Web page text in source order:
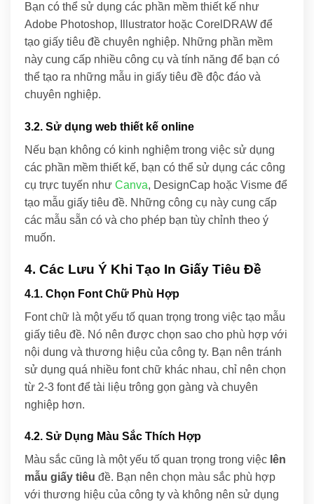
Bạn có thể sử dụng các phần mềm thiết kế như
Adobe Photoshop, Illustrator hoặc CorelDRAW để
tạo giấy tiêu đề chuyên nghiệp. Những phần mềm
này cung cấp nhiều công cụ và tính năng để bạn có
thể tạo ra những mẫu in giấy tiêu đề độc đáo và
chuyên nghiệp.
3.2. Sử dụng web thiết kế online
Nếu bạn không có kinh nghiệm trong việc sử dụng
các phần mềm thiết kế, bạn có thể sử dụng các công
cụ trực tuyến như Canva, DesignCap hoặc Visme để
tạo mẫu giấy tiêu đề. Những công cụ này cung cấp
các mẫu sẵn có và cho phép bạn tùy chỉnh theo ý
muốn.
4. Các Lưu Ý Khi Tạo In Giấy Tiêu Đề
4.1. Chọn Font Chữ Phù Hợp
Font chữ là một yếu tố quan trọng trong việc tạo mẫu
giấy tiêu đề. Nó nên được chọn sao cho phù hợp với
nội dung và thương hiệu của công ty. Bạn nên tránh
sử dụng quá nhiều font chữ khác nhau, chỉ nên chọn
từ 2-3 font để tài liệu trông gọn gàng và chuyên
nghiệp hơn.
4.2. Sử Dụng Màu Sắc Thích Hợp
Màu sắc cũng là một yếu tố quan trọng trong việc lên
mẫu giấy tiêu đề. Bạn nên chọn màu sắc phù hợp
với thương hiệu của công ty và không nên sử dụng